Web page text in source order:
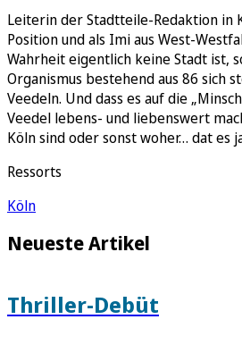
Leiterin der Stadtteile-Redaktion in
Position und als Imi aus West-
Wahrheit eigentlich keine Stadt ist,
Organismus bestehend aus 86 sich
Veedeln. Und dass es auf die
Veedel lebens- und liebenswert
Köln sind oder sonst woher… dat es
Ressorts
Köln
Neueste Artikel
Thriller-Debüt